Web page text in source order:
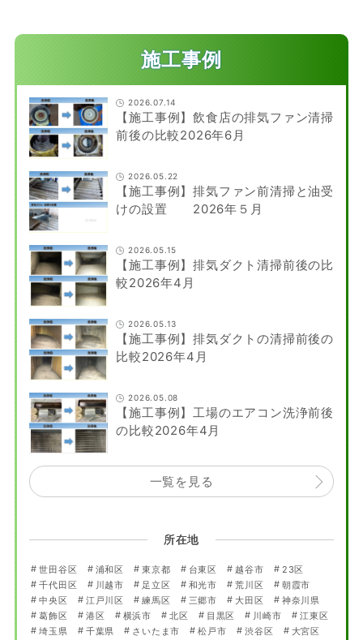
施工事例
2026.07.14
【施工事例】飲食店の排気ファン清掃
前後の比較2026年6月
2026.05.22
【施工事例】排気ファン前清掃と油受
けの設置 2026年５月
2026.05.15
【施工事例】排気ダクト清掃前後の比
較2026年4月
2026.05.13
【施工事例】排気ダクトの清掃前後の
比較2026年4月
2026.05.08
【施工事例】工場のエアコン洗浄前後
の比較2026年4月
一覧を見る
所在地
世田谷区 浦和区 東京都 台東区 越谷市
23区
千代田区
川越市 足立区 和光市 荒川区
朝霞市
中央区
江戸川区 練馬区 三郷市 大田区
神奈川県
葛飾区
港区 横浜市 北区 目黒区 川崎市
江東区
埼玉県
千葉県 さいたま市 松戸市 渋谷区
大宮区